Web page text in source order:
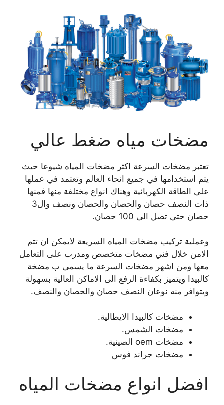
مضخات مياه ضغط عالي
تعتبر مضخات السرعة اكثر مضخات المياه شيوعا حيث
يتم استخدامها في جميع انحاء العالم وتعتمد في عملها
على الطاقة الكهربائية وهناك انواع مختلفة منها فمنها
ذات النصف حصان والحصان والحصان ونصف وال3
حصان حتى تصل الى 100 حصان.
وعملية تركيب مضخات المياه السريعة لايمكن ان تتم
الامن خلال فني مضخات متخصص ومدرب على التعامل
معها ومن اشهر مضخات السرعة ما يسمى ب مضخة
كالبيدا ويتميز بكفاءة الرفع الى الاماكن العالية بسهولة
ويتوافر منه نوعان النصف حصان والحصان والنصف.
مضخات كالبيدا الايطالية.
مضخات الشمس.
مضخات oem الصينية.
مضخات جراند فوس
افضل انواع مضخات المياه